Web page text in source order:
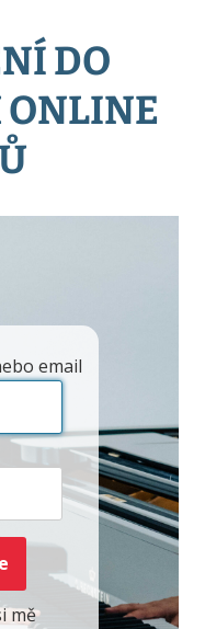
DO
email
mě